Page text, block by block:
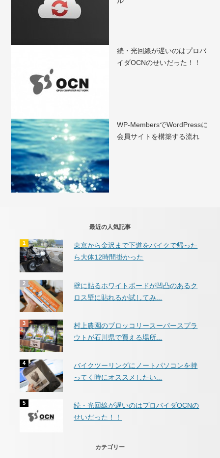
続・光回線が遅いのはプロバ
イダOCNのせいだった！！
WP-MembersでWordPressに
会員サイトを構築する流れ
最近の人気記事
東京から金沢まで下道をバイクで帰った
ら大体12時間掛かった
壁に貼るホワイトボードが凹凸のあるク
ロス壁に貼れるか試してみ...
村上農園のブロッコリースーパースプラ
ウトが石川県で買える場所...
バイクツーリングにノートパソコンを持
ってく時にオススメしたい...
続・光回線が遅いのはプロバイダOCNの
せいだった！！
カテゴリー